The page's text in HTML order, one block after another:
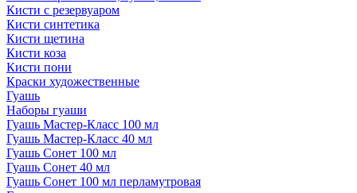
Кисти с резервуаром
Кисти синтетика
Кисти щетина
Кисти коза
Кисти пони
Краски художественные
Гуашь
Наборы гуаши
Гуашь Мастер-Класс 100 мл
Гуашь Мастер-Класс 40 мл
Гуашь Сонет 100 мл
Гуашь Сонет 40 мл
Гуашь Сонет 100 мл перламутровая